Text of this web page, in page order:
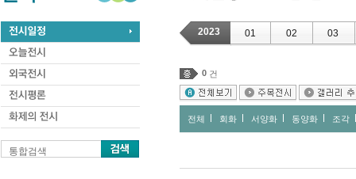
통합검색
2023 01 02 03
0 건
전체 회화 서양화 동양화 조각